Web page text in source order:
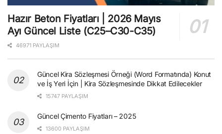
Hazır Beton Fiyatları | 2026 Mayıs
Ayı Güncel Liste (C25–C30-C35)
46971 PAYLAŞIM
Güncel Kira Sözleşmesi Örneği (Word Formatında) Konut
ve İş Yeri İçin | Kira Sözleşmesinde Dikkat Edilecekler
15747 PAYLAŞIM
Güncel Çimento Fiyatları – 2025
13600 PAYLAŞIM